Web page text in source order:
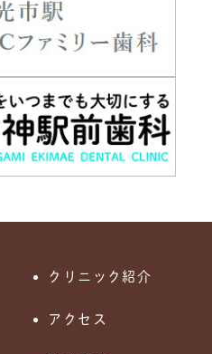
クリニック紹介
アクセス